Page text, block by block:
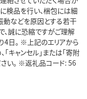
検品を行い、梱包には細
動などを原因とする若干
、誠に恐縮ですがご理解
4日。 ※上記のエリアから
キャンセル」または「寄附
さい。 ※返礼品コード: 56